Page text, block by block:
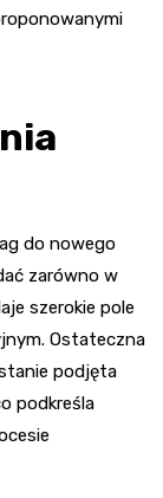
do nowego
zarówno w
szerokie pole
Ostateczna
podjęta
podkreśla